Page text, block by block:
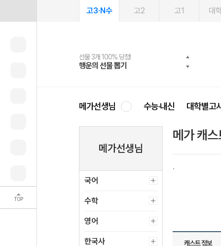
TOP
고3·N수 고2 고1 대
선물 3개 100% 당첨!
행운의 선물 뽑기
선물 100% 증정!
메가스터디 X 올리브
여름방학 스터디 캐시백
메가런 썸머스쿨
2027 러셀 단과
강사 공개선발
스마트러닝앱
설문 EVENT
메가패스
3일 무료 체험권
메가패스 수강생 무료혜택!
메가클럽 멤버십
사회공헌 캠페인
희망이룸 메가나눔
메가선생님 수능·내신 대학별고
메가선생님
국어
수학
영어
한국사
메가 캐스
캐스트 정보